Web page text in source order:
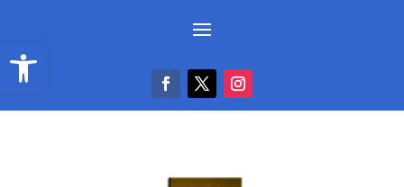
Abrir barra de herramientas